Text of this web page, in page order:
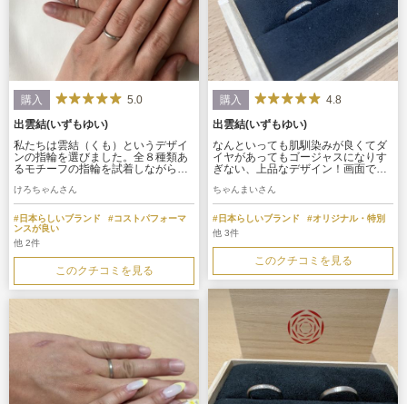
購入
5.0
出雲結(いずもゆい)
私たちは雲結（くも）というデザイ
ンの指輪を選びました。全８種類あ
るモチーフの指輪を試着しながら説
た。 表面はつや消し加工にしたので
すが、細かいラメのような上品な輝
きで角度を変えると上下光沢が出る
デザインです。見た目はシンプルで
すがとても気に入っています。 実際
に着けてみると着け心地がとても良
けろちゃんさん
#日本らしいブランド
#コストパフォーマ
ンスが良い
他 2件
このクチコミを見る
購入
4.8
出雲結(いずもゆい)
なんといっても肌馴染みが良くてダ
イヤがあってもゴージャスになりす
ぎない、上品なデザイン！画面で見
い印象の見た目で、緩やかなウェー
ブとコンビネーションの色合いが更
に自分の手に馴染んで着け心地の良
さを際立たせます。そもそも素材が
とても滑らかで、指輪をつけてる！
という感覚があまりないので日常使
いとしてもとても期待できる指輪だ
と思います。
ちゃんまいさん
#日本らしいブランド
#オリジナル・特別
他 3件
このクチコミを見る